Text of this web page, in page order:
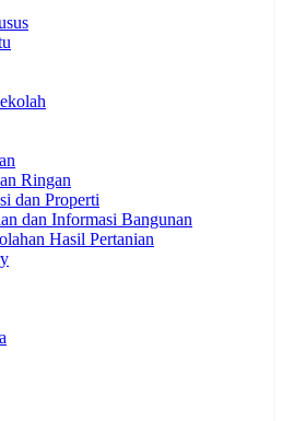
Ringan
dan Properti
dan Informasi Bangunan
Hasil Pertanian